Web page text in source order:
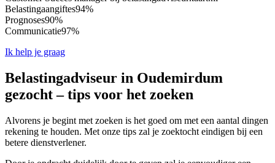
Belastingaangiftes94%
Prognoses90%
Communicatie97%
Ik help je graag
Belastingadviseur in Oudemirdum
gezocht – tips voor het zoeken
Alvorens je begint met zoeken is het goed om met een aantal dingen
rekening te houden. Met onze tips zal je zoektocht eindigen bij een
betere dienstverlener.